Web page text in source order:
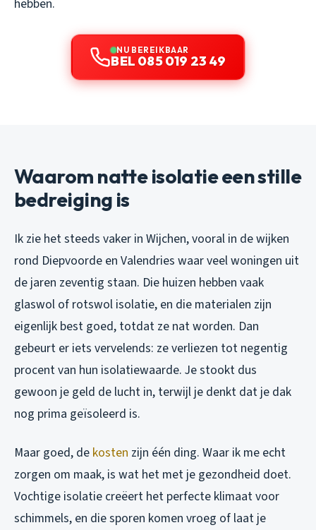
hebben.
NU BEREIKBAAR
BEL 085 019 23 49
Waarom natte isolatie een stille
bedreiging is
Ik zie het steeds vaker in Wijchen, vooral in de wijken
rond Diepvoorde en Valendries waar veel woningen uit
de jaren zeventig staan. Die huizen hebben vaak
glaswol of rotswol isolatie, en die materialen zijn
eigenlijk best goed, totdat ze nat worden. Dan
gebeurt er iets vervelends: ze verliezen tot negentig
procent van hun isolatiewaarde. Je stookt dus
gewoon je geld de lucht in, terwijl je denkt dat je dak
nog prima geïsoleerd is.
Maar goed, de kosten zijn één ding. Waar ik me echt
zorgen om maak, is wat het met je gezondheid doet.
Vochtige isolatie creëert het perfecte klimaat voor
schimmels, en die sporen komen vroeg of laat je